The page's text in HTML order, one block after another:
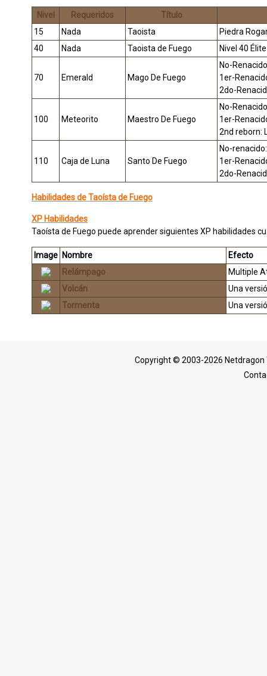
Nivel Requeridos
Título
15
Nada Taoista
Piedra
40
Nada Taoista de Fuego Nivel 40
70 Emerald Mago De Fuego
No-
1er-
2do-
100 Meteorito Maestro De Fuego
No-
1er-
2nd reborn:
110 Caja de Luna Santo De Fuego
No-
1er-
2do-
Habilidades de Taoísta de Fuego
XP Habilidades
Taoísta de Fuego puede aprender siguientes XP habilidades
Image Nombre
Efecto
Relámpago
Multiple
Volcán
Una
Tormenta
Una
Copyright © 2003-2026 Netdragon